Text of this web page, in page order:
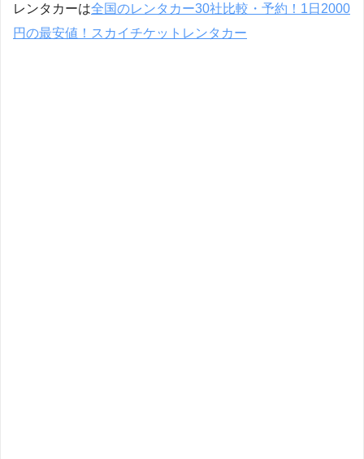
レンタカーは全国のレンタカー30社比較・予約！1日2000
円の最安値！スカイチケットレンタカー